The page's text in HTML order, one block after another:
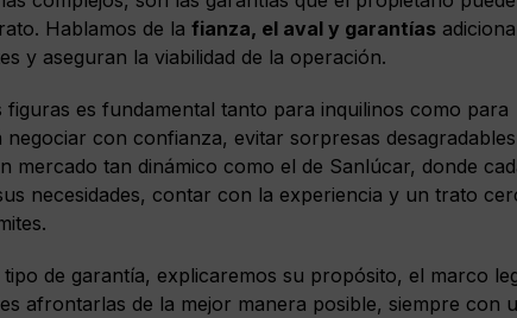
Hablamos de la fianza, el aval y garantías
y aseguran la viabilidad de la operación.
es fundamental tanto para inquilinos como para
con confianza, evitar sorpresas
mercado tan dinámico como el de Sanlúcar, donde
necesidades, contar con la experiencia y un trato
de garantía, explicaremos su propósito, el marco
afrontarlas de la mejor manera posible, siempre con